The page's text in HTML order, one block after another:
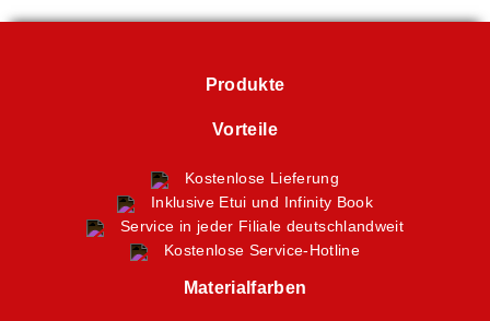
Produkte
Vorteile
Kostenlose Lieferung
Inklusive Etui und Infinity Book
Service in jeder Filiale deutschlandweit
Kostenlose Service-Hotline
Materialfarben